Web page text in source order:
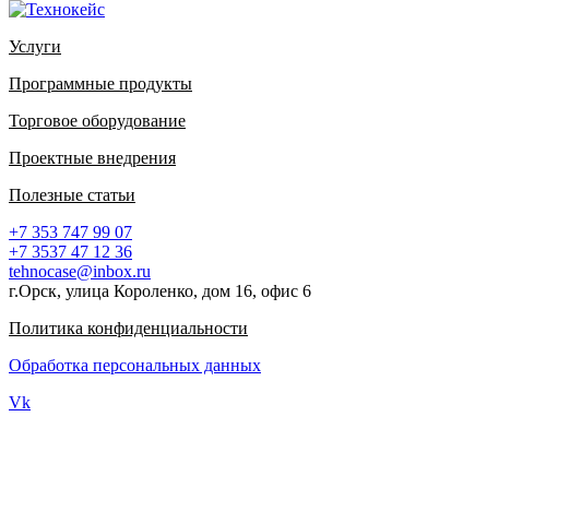
Услуги
Программные продукты
Торговое оборудование
Проектные внедрения
Полезные статьи
+7 353 747 99 07
+7 3537 47 12 36
tehnocase@inbox.ru
г.Орск, улица Короленко, дом 16, офис 6
Политика конфиденциальности
Обработка персональных данных
Vk